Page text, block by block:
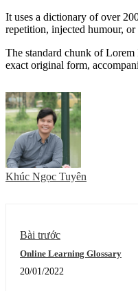
It uses a dictionary of over
repetition, injected humour,
The standard chunk of Lorem
exact original form,
Khúc Ngọc Tuyên
Bài trước
Online Learning Glossary
20/01/2022